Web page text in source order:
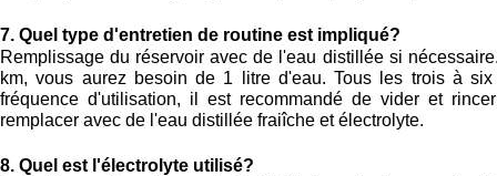
7. Quel type d'entretien de routine est impliqué?
Remplissage du réservoir avec de l'eau distillée si
km, vous aurez besoin de 1 litre d'eau. Tous les trois à
fréquence d'utilisation, il est recommandé de vider et
remplacer avec de l'eau distillée fraiîche et électrolyte.
8. Quel est l'électrolyte utilisé?